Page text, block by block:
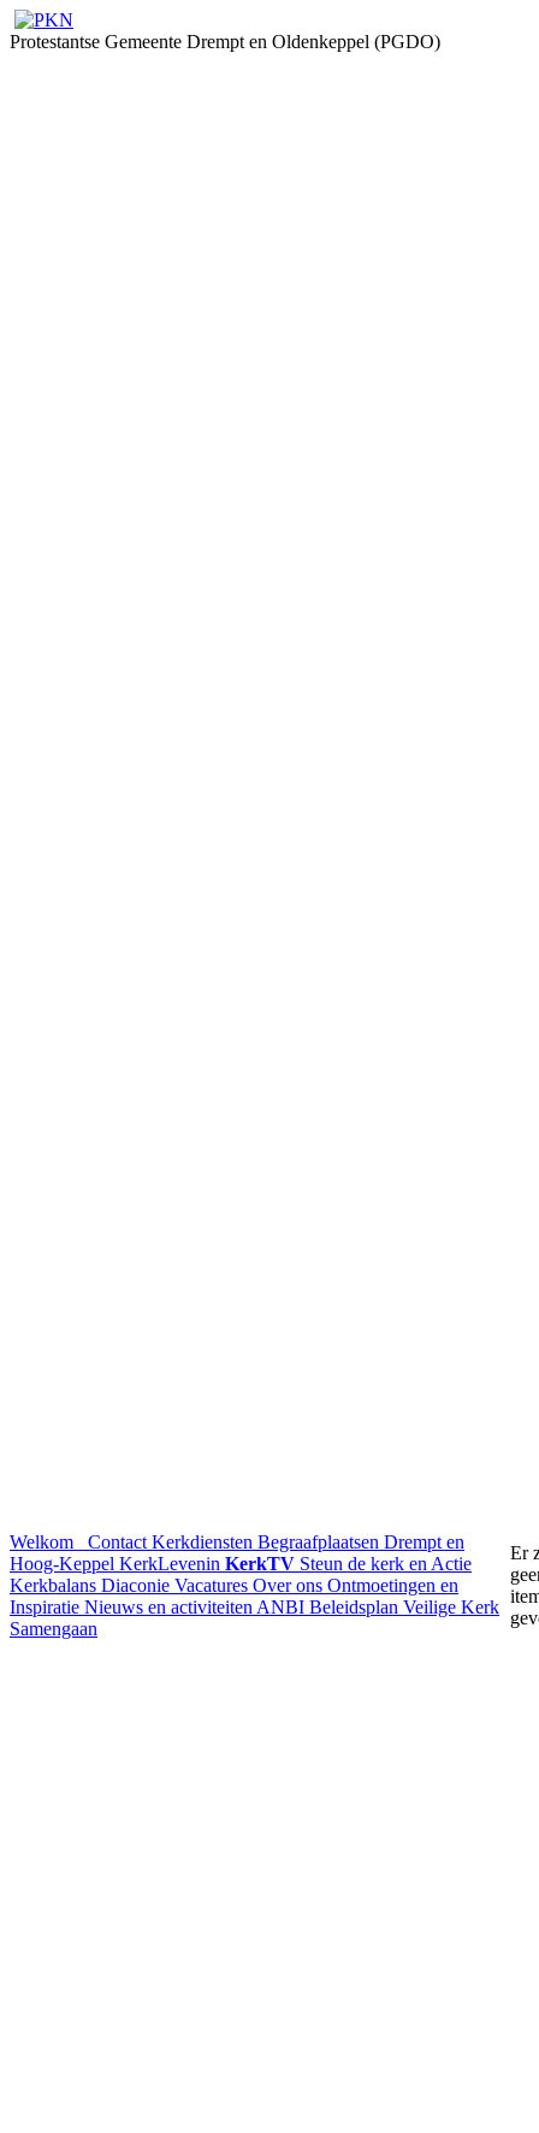
Protestantse Gemeente Drempt en Oldenkeppel (PGDO)
Welkom Contact Kerkdiensten Begraafplaatsen Drempt en
Hoog-Keppel KerkLevenin KerkTV Steun de kerk en Actie
Kerkbalans Diaconie Vacatures Over ons Ontmoetingen en
Inspiratie Nieuws en activiteiten ANBI Beleidsplan Veilige Kerk
Samengaan
Er